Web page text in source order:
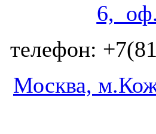
6,
телефон:
Москва,